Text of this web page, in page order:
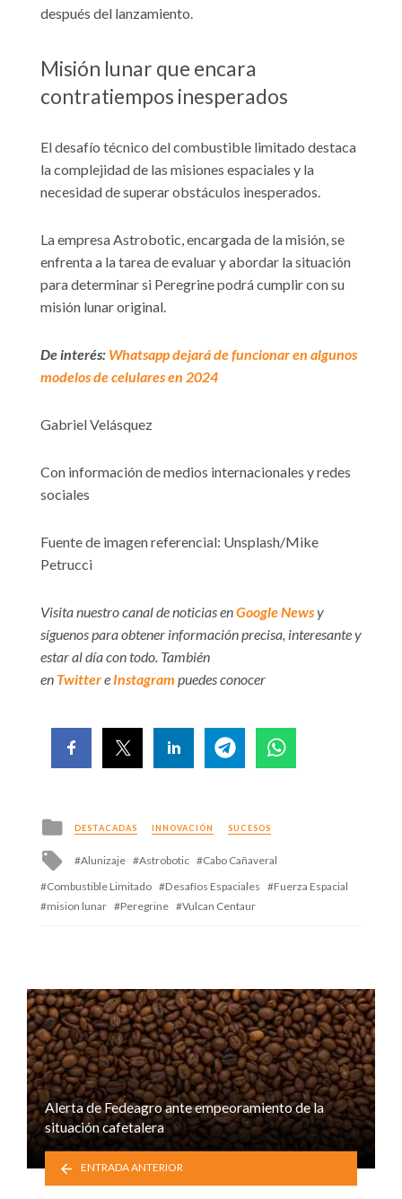
después del lanzamiento.
Misión lunar que encara
contratiempos inesperados
El desafío técnico del combustible limitado destaca
la complejidad de las misiones espaciales y la
necesidad de superar obstáculos inesperados.
La empresa Astrobotic, encargada de la misión, se
enfrenta a la tarea de evaluar y abordar la situación
para determinar si Peregrine podrá cumplir con su
misión lunar original.
De interés: Whatsapp dejará de funcionar en algunos
modelos de celulares en 2024
Gabriel Velásquez
Con información de medios internacionales y redes
sociales
Fuente de imagen referencial: Unsplash/Mike
Petrucci
Visita nuestro canal de noticias enGoogle Newsy
síguenos para obtener información precisa, interesante y
estar al día con todo. También
en Twittere Instagram puedes conocer
Posted
in
DESTACADAS INNOVACIÓN SUCESOS
Tagged
Alunizaje Astrobotic
Cabo Cañaveral
Combustible Limitado
Desafíos Espaciales
Fuerza Espacial
mision lunar
Peregrine Vulcan Centaur
Alerta de Fedeagro ante empeoramiento de la
situación cafetalera
ENTRADA ANTERIOR